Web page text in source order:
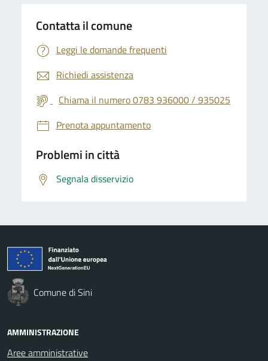
Contatta il comune
Leggi le domande frequenti
Richiedi assistenza
Chiama il numero 0783 936000 / 935025
Prenota appuntamento
Problemi in città
Segnala disservizio
Comune di Sini
AMMINISTRAZIONE
Aree amministrative